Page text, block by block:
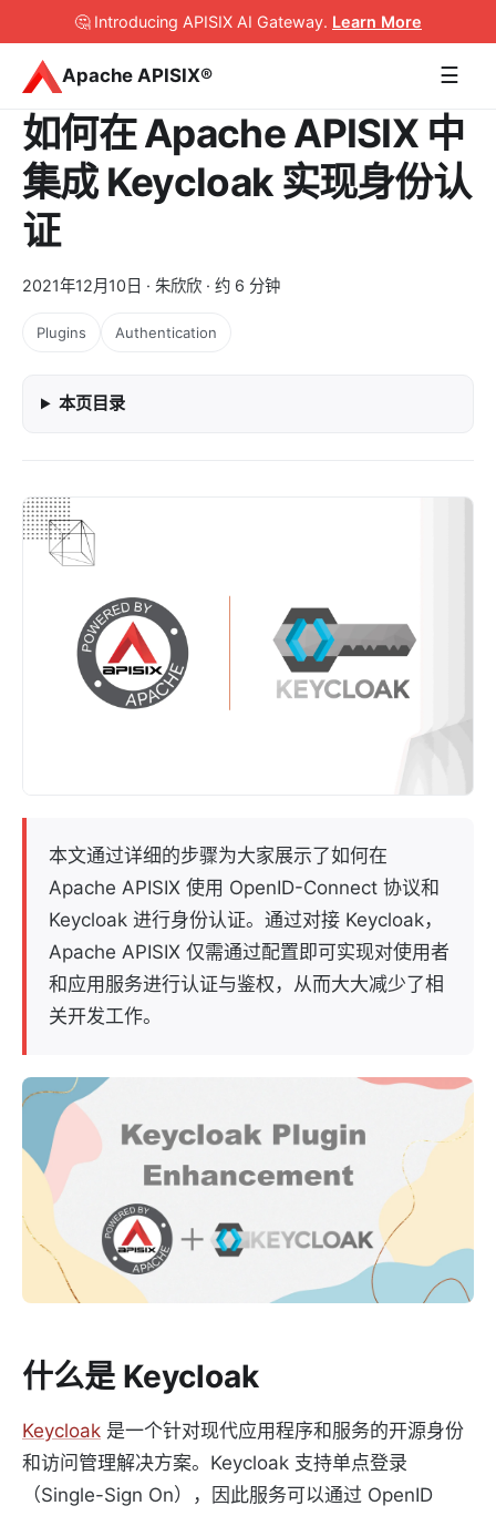
🤔 Introducing APISIX AI Gateway. Learn More
Apache APISIX® ☰
如何在 Apache APISIX 中
集成 Keycloak 实现身份认
证
2021年12月10日 · 朱欣欣 · 约 6 分钟
Plugins Authentication
本页目录
本文通过详细的步骤为大家展示了如何在
Apache APISIX 使用 OpenID-Connect 协议和
Keycloak 进行身份认证。通过对接 Keycloak，
Apache APISIX 仅需通过配置即可实现对使用者
和应用服务进行认证与鉴权，从而大大减少了相
关开发工作。
什么是 Keycloak
Keycloak 是一个针对现代应用程序和服务的开源身份
和访问管理解决方案。Keycloak 支持单点登录
（Single-Sign On），因此服务可以通过 OpenID